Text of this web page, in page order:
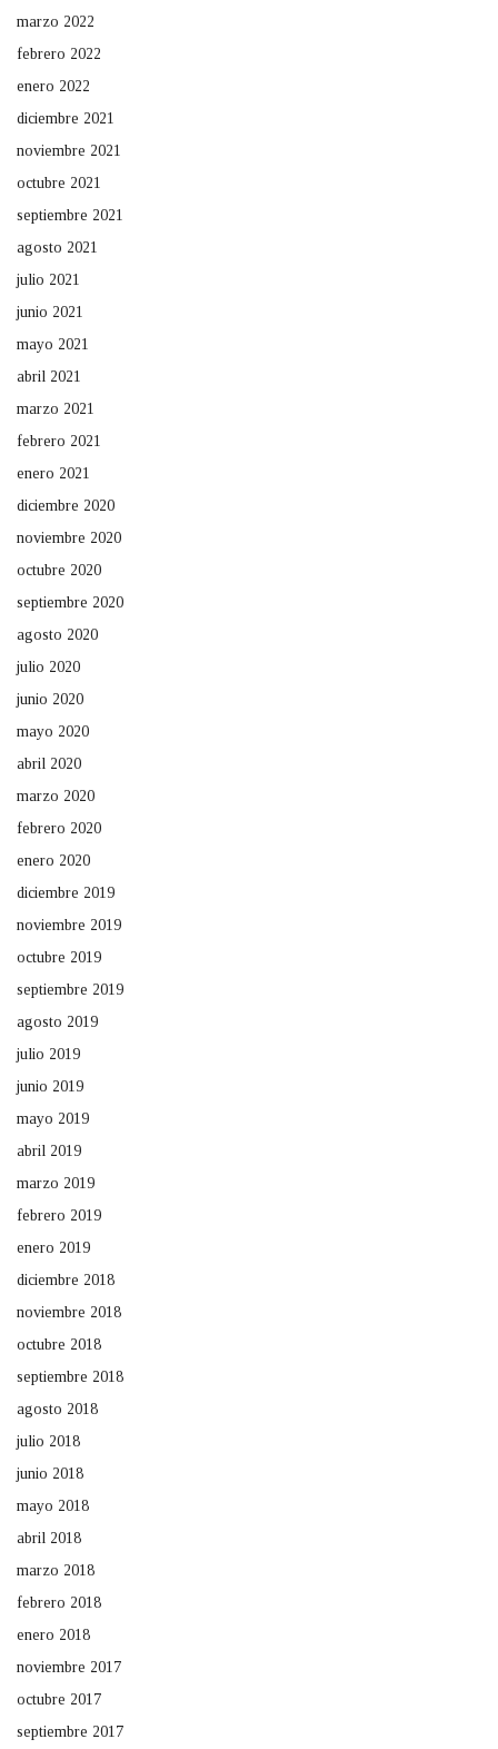
marzo 2022
febrero 2022
enero 2022
diciembre 2021
noviembre 2021
octubre 2021
septiembre 2021
agosto 2021
julio 2021
junio 2021
mayo 2021
abril 2021
marzo 2021
febrero 2021
enero 2021
diciembre 2020
noviembre 2020
octubre 2020
septiembre 2020
agosto 2020
julio 2020
junio 2020
mayo 2020
abril 2020
marzo 2020
febrero 2020
enero 2020
diciembre 2019
noviembre 2019
octubre 2019
septiembre 2019
agosto 2019
julio 2019
junio 2019
mayo 2019
abril 2019
marzo 2019
febrero 2019
enero 2019
diciembre 2018
noviembre 2018
octubre 2018
septiembre 2018
agosto 2018
julio 2018
junio 2018
mayo 2018
abril 2018
marzo 2018
febrero 2018
enero 2018
noviembre 2017
octubre 2017
septiembre 2017